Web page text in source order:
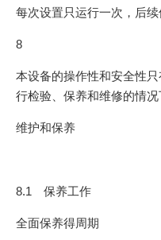
每次设置只运行一次，后续
8
本设备的操作性和安全性
行检验、保养和维修的情况
维护和保养
8.1 保养工作
全面保养得周期